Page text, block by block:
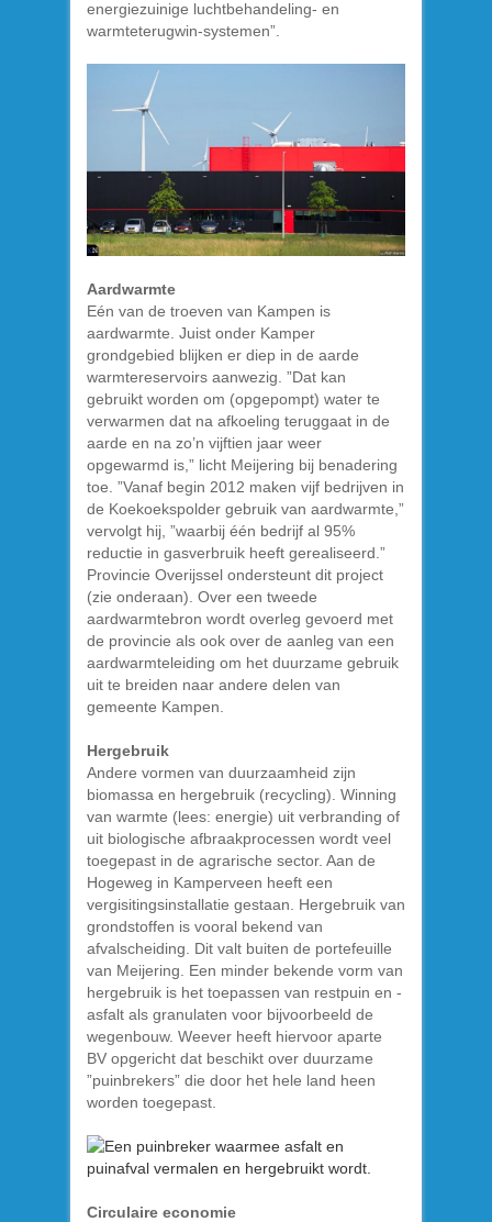
energiezuinige luchtbehandeling- en
warmteterugwin-systemen”.
Aardwarmte
Eén van de troeven van Kampen is
aardwarmte. Juist onder Kamper
grondgebied blijken er diep in de aarde
warmtereservoirs aanwezig. ”Dat kan
gebruikt worden om (opgepompt) water te
verwarmen dat na afkoeling teruggaat in de
aarde en na zo’n vijftien jaar weer
opgewarmd is,” licht Meijering bij benadering
toe. ”Vanaf begin 2012 maken vijf bedrijven in
de Koekoekspolder gebruik van aardwarmte,”
vervolgt hij, ”waarbij één bedrijf al 95%
reductie in gasverbruik heeft gerealiseerd.”
Provincie Overijssel ondersteunt dit project
(zie onderaan). Over een tweede
aardwarmtebron wordt overleg gevoerd met
de provincie als ook over de aanleg van een
aardwarmteleiding om het duurzame gebruik
uit te breiden naar andere delen van
gemeente Kampen.
Hergebruik
Andere vormen van duurzaamheid zijn
biomassa en hergebruik (recycling). Winning
van warmte (lees: energie) uit verbranding of
uit biologische afbraakprocessen wordt veel
toegepast in de agrarische sector. Aan de
Hogeweg in Kamperveen heeft een
vergisitingsinstallatie gestaan. Hergebruik van
grondstoffen is vooral bekend van
afvalscheiding. Dit valt buiten de portefeuille
van Meijering. Een minder bekende vorm van
hergebruik is het toepassen van restpuin en -
asfalt als granulaten voor bijvoorbeeld de
wegenbouw. Weever heeft hiervoor aparte
BV opgericht dat beschikt over duurzame
”puinbrekers” die door het hele land heen
worden toegepast.
Circulaire economie